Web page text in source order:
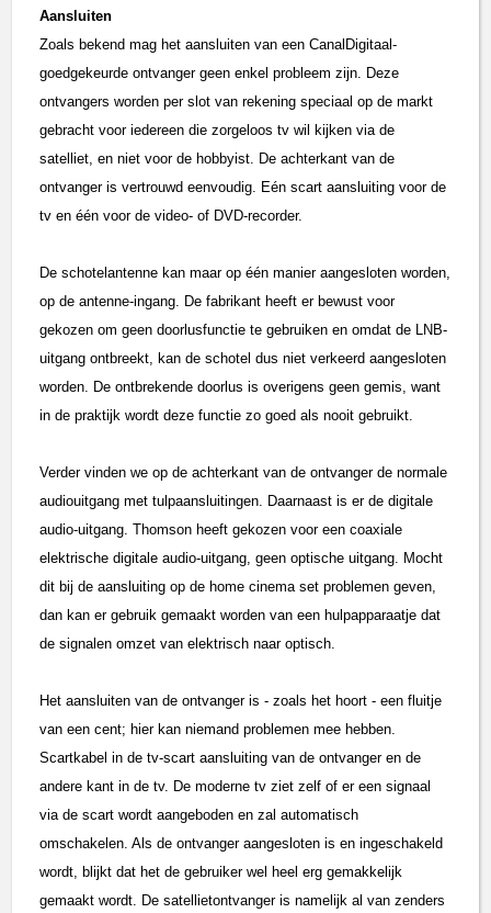
Aansluiten
Zoals bekend mag het aansluiten van een CanalDigitaal-
goedgekeurde ontvanger geen enkel probleem zijn. Deze
ontvangers worden per slot van rekening speciaal op de markt
gebracht voor iedereen die zorgeloos tv wil kijken via de
satelliet, en niet voor de hobbyist. De achterkant van de
ontvanger is vertrouwd eenvoudig. Eén scart aansluiting voor de
tv en één voor de video- of DVD-recorder.
De schotelantenne kan maar op één manier aangesloten worden,
op de antenne-ingang. De fabrikant heeft er bewust voor
gekozen om geen doorlusfunctie te gebruiken en omdat de LNB-
uitgang ontbreekt, kan de schotel dus niet verkeerd aangesloten
worden. De ontbrekende doorlus is overigens geen gemis, want
in de praktijk wordt deze functie zo goed als nooit gebruikt.
Verder vinden we op de achterkant van de ontvanger de normale
audiouitgang met tulpaansluitingen. Daarnaast is er de digitale
audio-uitgang. Thomson heeft gekozen voor een coaxiale
elektrische digitale audio-uitgang, geen optische uitgang. Mocht
dit bij de aansluiting op de home cinema set problemen geven,
dan kan er gebruik gemaakt worden van een hulpapparaatje dat
de signalen omzet van elektrisch naar optisch.
Het aansluiten van de ontvanger is - zoals het hoort - een fluitje
van een cent; hier kan niemand problemen mee hebben.
Scartkabel in de tv-scart aansluiting van de ontvanger en de
andere kant in de tv. De moderne tv ziet zelf of er een signaal
via de scart wordt aangeboden en zal automatisch
omschakelen. Als de ontvanger aangesloten is en ingeschakeld
wordt, blijkt dat het de gebruiker wel heel erg gemakkelijk
gemaakt wordt. De satellietontvanger is namelijk al van zenders